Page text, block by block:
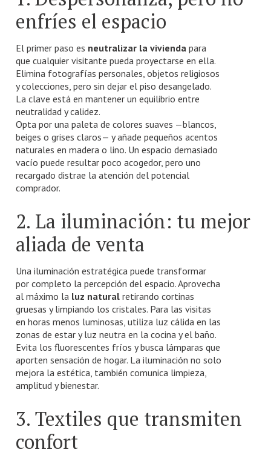
enfríes el espacio
El primer paso es neutralizar la vivienda para
que cualquier visitante pueda proyectarse en ella.
Elimina fotografías personales, objetos religiosos
y colecciones, pero sin dejar el piso desangelado.
La clave está en mantener un equilibrio entre
neutralidad y calidez.
Opta por una paleta de colores suaves —blancos,
beiges o grises claros— y añade pequeños acentos
naturales en madera o lino. Un espacio demasiado
vacío puede resultar poco acogedor, pero uno
recargado distrae la atención del potencial
comprador.
2. La iluminación: tu mejor
aliada de venta
Una iluminación estratégica puede transformar
por completo la percepción del espacio. Aprovecha
al máximo la luz natural retirando cortinas
gruesas y limpiando los cristales. Para las visitas
en horas menos luminosas, utiliza luz cálida en las
zonas de estar y luz neutra en la cocina y el baño.
Evita los fluorescentes fríos y busca lámparas que
aporten sensación de hogar. La iluminación no solo
mejora la estética, también comunica limpieza,
amplitud y bienestar.
3. Textiles que transmiten
confort